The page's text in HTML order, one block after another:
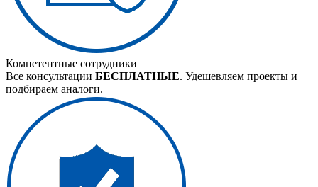
Компетентные сотрудники
Все консультации БЕСПЛАТНЫЕ. Удешевляем проекты и
подбираем аналоги.